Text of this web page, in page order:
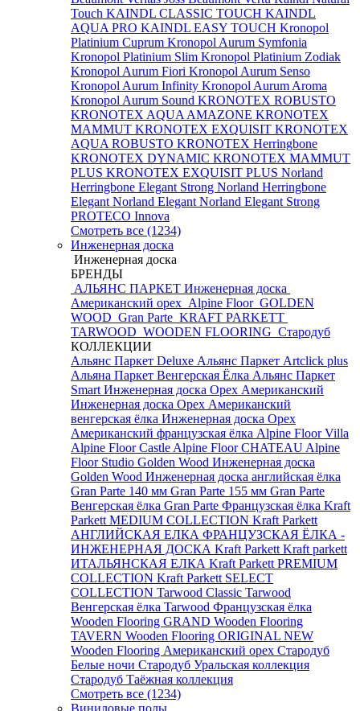
Touch KAINDL CLASSIC TOUCH KAINDL
AQUA PRO KAINDL EASY TOUCH Kronopol
Platinium Cuprum Kronopol Aurum Symfonia
Kronopol Platinium Slim Kronopol Platinium Zodiak
Kronopol Aurum Fiori Kronopol Aurum Senso
Kronopol Aurum Infinity Kronopol Aurum Aroma
Kronopol Aurum Sound KRONOTEX ROBUSTO
KRONOTEX AQUA AMAZONE KRONOTEX
MAMMUT KRONOTEX EXQUISIT KRONOTEX
AQUA ROBUSTO KRONOTEX Herringbone
KRONOTEX DYNAMIC KRONOTEX MAMMUT
PLUS KRONOTEX EXQUISIT PLUS Norland
Herringbone Elegant Strong Norland Herringbone
Elegant Norland Elegant Norland Elegant Strong
PROTECO Innova
Смотреть все (1234)
Инженерная доска
Инженерная доска
БРЕНДЫ
АЛЬЯНС ПАРКЕТ Инженерная доска
Американский орех Alpine Floor GOLDEN
WOOD Gran Parte KRAFT PARKETT
TARWOOD WOODEN FLOORING Стародуб
КОЛЛЕКЦИИ
Альянс Паркет Deluxe Альянс Паркет Artclick plus
Альяна Паркет Венгерская Ёлка Альянс Паркет
Smart Инженерная доска Орех Американский
Инженерная доска Орех Американский
венгерская ёлка Инженерная доска Орех
Американский французская ёлка Alpine Floor Villa
Alpine Floor Castle Alpine Floor CHATEAU Alpine
Floor Studio Golden Wood Инженерная доска
Golden Wood Инженерная доска английская ёлка
Gran Parte 140 мм Gran Parte 155 мм Gran Parte
Венгерская ёлка Gran Parte Французская ёлка Kraft
Parkett MEDIUM COLLECTION Kraft Parkett
АНГЛИЙСКАЯ ЕЛКА ФРАНЦУЗСКАЯ ЁЛКА -
ИНЖЕНЕРНАЯ ДОСКА Kraft Parkett Kraft parkett
ИТАЛЬЯНСКАЯ ЕЛКА Kraft Parkett PREMIUM
COLLECTION Kraft Parkett SELECT
COLLECTION Tarwood Classic Tarwood
Венгерская ёлка Tarwood Французская ёлка
Wooden Flooring GRAND Wooden Flooring
TAVERN Wooden Flooring ORIGINAL NEW
Wooden Flooring Американский орех Стародуб
Белые ночи Стародуб Уральская коллекция
Стародуб Таёжная коллекция
Смотреть все (1234)
Виниловые полы